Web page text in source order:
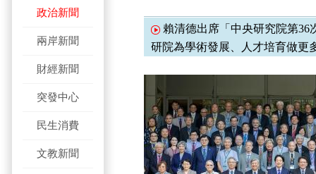
政治新聞
兩岸新聞
財經新聞
突發中心
民生消費
文教新聞
賴清德出席「中央研究院第36
研院為學術發展、人才培育做更